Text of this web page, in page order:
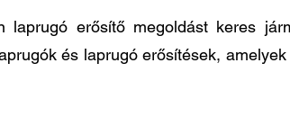
erősítő megoldást keres
és laprugó erősítések,